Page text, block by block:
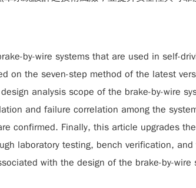
by-wire systems that are used in self-
on the seven-step method of the latest
analysis scope of the brake-by-wire
and failure correlation among the
confirmed. Finally, this article upgrades
laboratory testing, bench verification,
with the design of the brake-by-